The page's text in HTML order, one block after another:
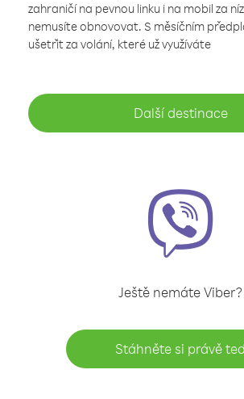
zahraničí na pevnou linku i na mobil za
nemusíte obnovovat. S měsíčním
ušetřit za volání, které už využíváte
Další destinace
Ještě nemáte Viber?
Stáhněte si právě